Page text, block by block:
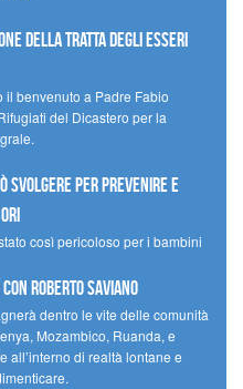
della tratta degli esseri
il benvenuto a Padre Fabio
del Dicastero per la
svolgere per prevenire e
così pericoloso per i bambini
con Roberto Saviano
dentro le vite delle comunità
Mozambico, Ruanda, e
all’interno di realtà lontane e